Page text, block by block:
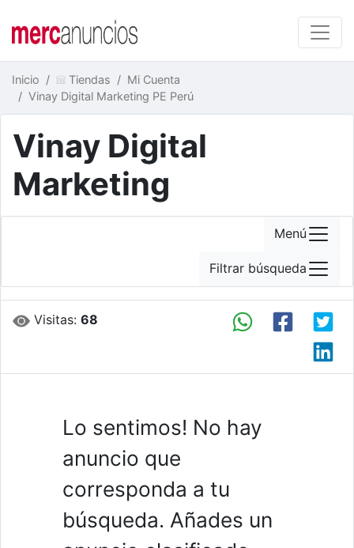
Inicio Tiendas
Mi Cuenta
Vinay Digital Marketing PE Perú
Vinay Digital
Marketing
Visitas:68
Lo sentimos! No hay
anuncio que
corresponda a tu
búsqueda. Añades un
Menú
Filtrar búsqueda